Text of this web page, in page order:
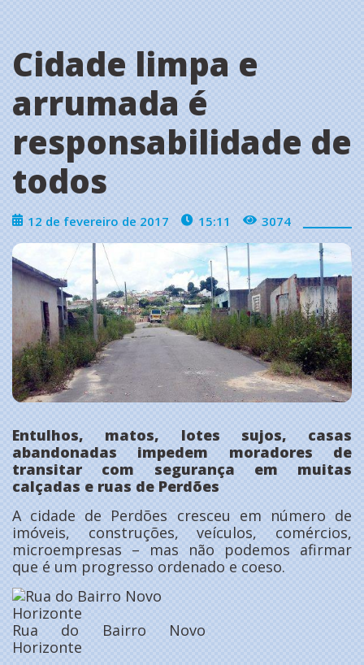
Cidade limpa e
arrumada é
responsabilidade de
todos
12 de fevereiro de 2017 15:11 3074
Entulhos, matos, lotes sujos, casas
abandonadas impedem moradores de
transitar com segurança em muitas
calçadas e ruas de Perdões
A cidade de Perdões cresceu em número de
imóveis, construções, veículos, comércios,
microempresas – mas não podemos afirmar
que é um progresso ordenado e coeso.
Rua do Bairro Novo
Horizonte